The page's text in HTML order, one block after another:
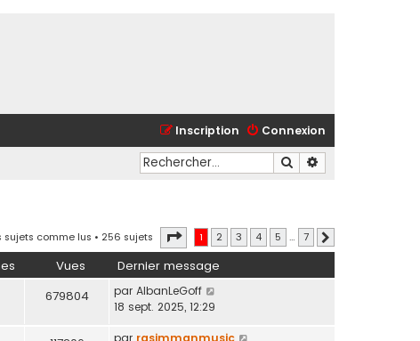
Connexion
Inscription
Rechercher
sujets comme lus • 256 sujets Page sur 7
1 2 3 4 5 … 7
Vues Dernier message
679804 par AlbanLeGoff
18 sept. 2025, 12:29
par rasimmanmusic